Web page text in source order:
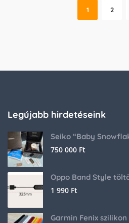
1 2
Legújabb hirdetéseink
750 000 Ft
Oppo Band Style
1 990 Ft
Garmin Fenix